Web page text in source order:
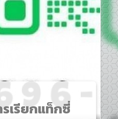
เรียกแท็กซี่